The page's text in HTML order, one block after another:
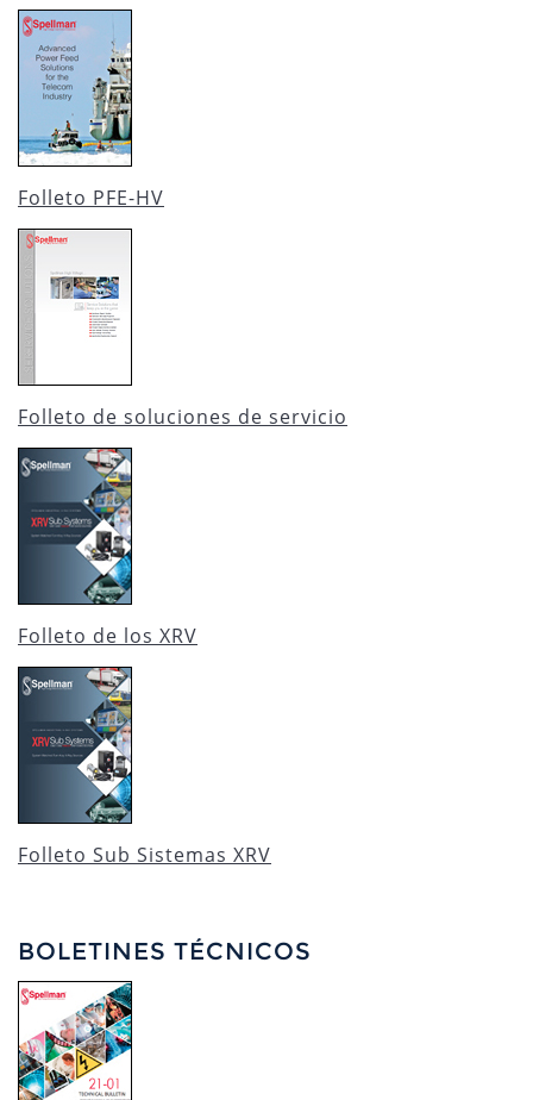
Folleto PFE-HV
Folleto de soluciones de servicio
Folleto de los XRV
Folleto Sub Sistemas XRV
BOLETINES TÉCNICOS